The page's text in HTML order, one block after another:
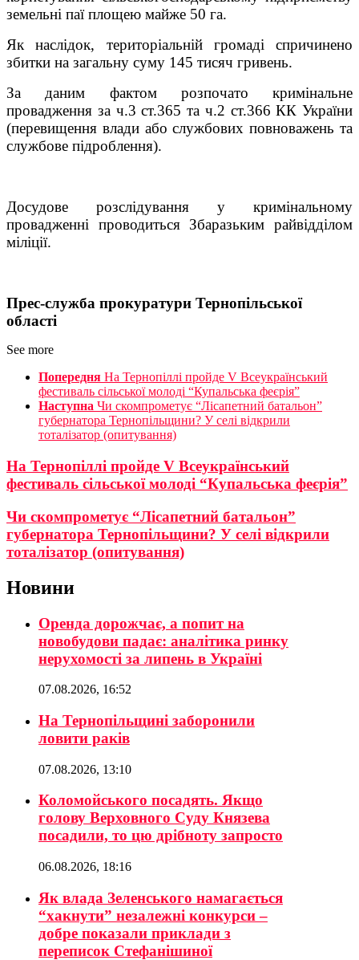
земельні паї площею майже 50 га.
Як наслідок, територіальній громаді спричинено
збитки на загальну суму 145 тисяч гривень.
За даним фактом розпочато кримінальне
провадження за ч.3 ст.365 та ч.2 ст.366 КК України
(перевищення влади або службових повноважень та
службове підроблення).
Досудове розслідування у кримінальному
провадженні проводиться Збаразьким райвідділом
міліції.
Прес-служба прокуратури Тернопільської
області
See more
Попередня На Тернопіллі пройде V Всеукраїнський
фестиваль сільської молоді “Купальська феєрія”
Наступна Чи скомпрометує “Лісапетний батальон”
губернатора Тернопільщини? У селі відкрили
тоталізатор (опитування)
На Тернопіллі пройде V Всеукраїнський
фестиваль сільської молоді “Купальська феєрія”
Чи скомпрометує “Лісапетний батальон”
губернатора Тернопільщини? У селі відкрили
тоталізатор (опитування)
Новини
Оренда дорожчає, а попит на
новобудови падає: аналітика ринку
нерухомості за липень в Україні
07.08.2026, 16:52
На Тернопільщині заборонили
ловити раків
07.08.2026, 13:10
Коломойського посадять. Якщо
голову Верховного Суду Князева
посадили, то цю дрібноту запросто
06.08.2026, 18:16
Як влада Зеленського намагається
“хакнути” незалежні конкурси –
добре показали приклади з
переписок Стефанішиної